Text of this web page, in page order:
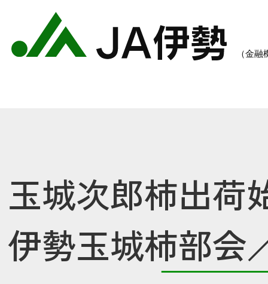
農業のご案内 各種手数料一覧 各種
玉城次郎柿出荷
伊勢玉城柿部会